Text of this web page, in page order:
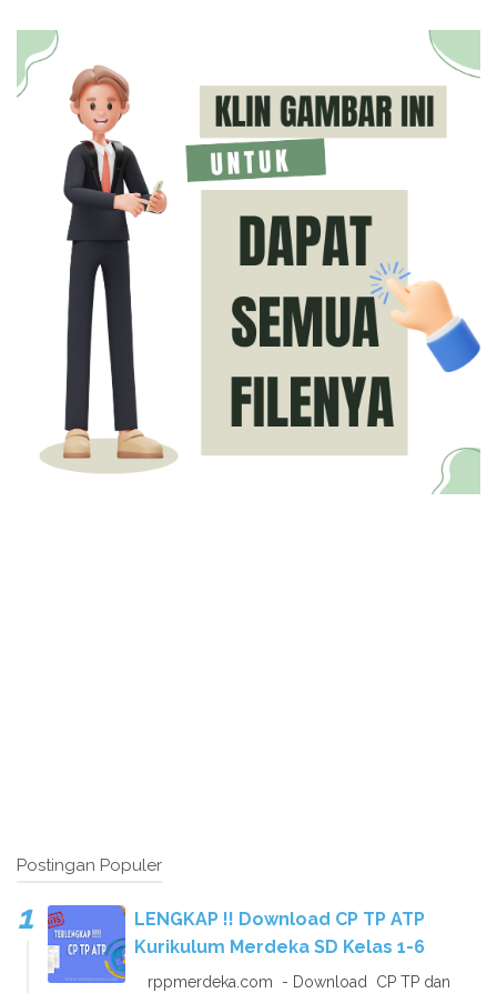
Postingan Populer
LENGKAP !! Download CP TP ATP
Kurikulum Merdeka SD Kelas 1-6
rppmerdeka.com - Download CP TP dan